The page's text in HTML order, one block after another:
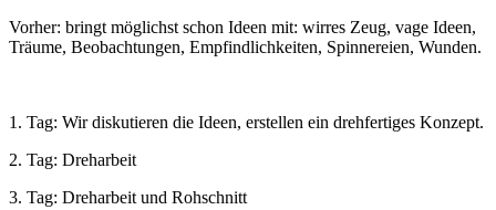
Vorher: bringt möglichst schon Ideen mit: wirres Zeug, vage Ideen,
Träume, Beobachtungen, Empfindlichkeiten, Spinnereien, Wunden.
1. Tag: Wir diskutieren die Ideen, erstellen ein drehfertiges Konzept.
2. Tag: Dreharbeit
3. Tag: Dreharbeit und Rohschnitt